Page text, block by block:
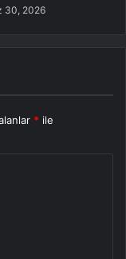
30, 2026
* ile